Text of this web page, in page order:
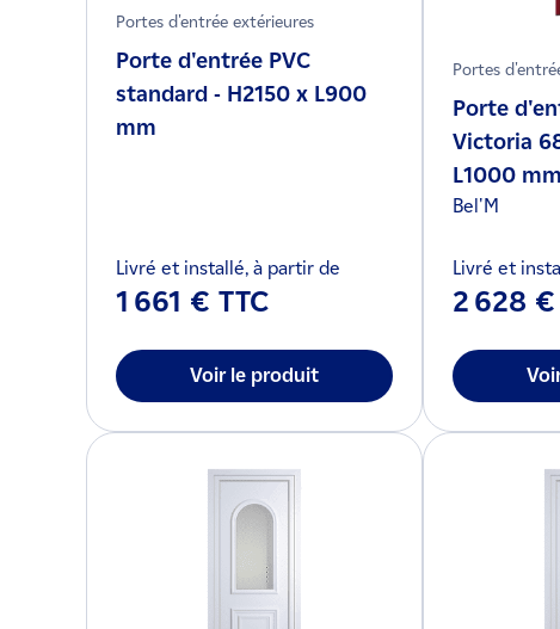
Portes d'entrée extérieures
Porte d'entrée PVC
standard - H2150 x L900
mm
Livré et installé, à partir de
1 661 € TTC
Voir le produit
Portes
Porte
Victoria
L1000 mm
Bel'M
Livré et
2 628 €